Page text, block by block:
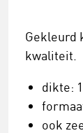
Gekleurd
kwaliteit.
dikte:
ook